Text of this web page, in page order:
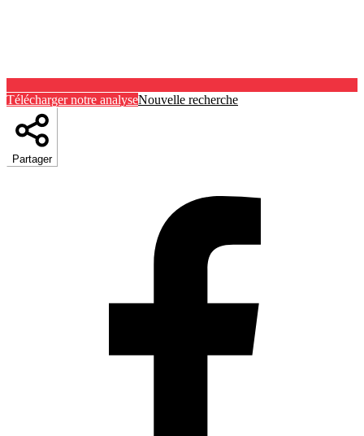
Télécharger notre analyseNouvelle recherche
Partager